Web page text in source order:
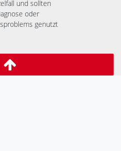
und sollten
oder
genutzt